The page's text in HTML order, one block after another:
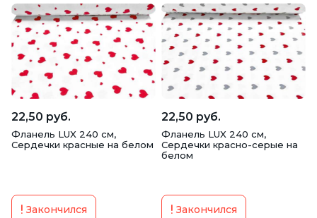
22,50 руб.
Фланель LUX 240 см,
Сердечки красные на белом
Закончился
22,50 руб.
Фланель LUX 240 см,
Сердечки красно-серые на
белом
Закончился